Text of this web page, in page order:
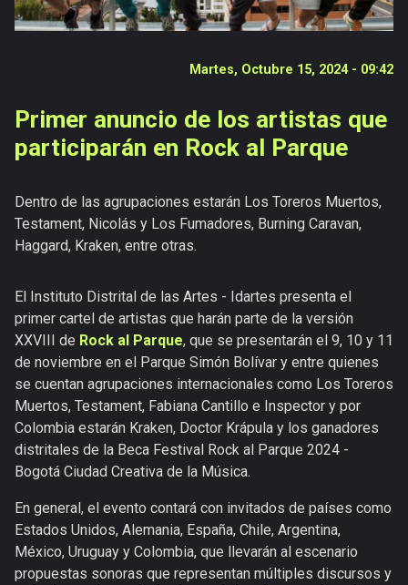
Documentales
Martes, Octubre 15, 2024 - 09:42
Primer anuncio de los artistas que
participarán en Rock al Parque
Dentro de las agrupaciones estarán Los Toreros Muertos,
Testament, Nicolás y Los Fumadores, Burning Caravan,
Haggard, Kraken, entre otras.
El Instituto Distrital de las Artes - Idartes presenta el
primer cartel de artistas que harán parte de la versión
XXVIII de Rock al Parque, que se presentarán el 9, 10 y 11
de noviembre en el Parque Simón Bolívar y entre quienes
se cuentan agrupaciones internacionales como Los Toreros
Muertos, Testament, Fabiana Cantillo e Inspector y por
Colombia estarán Kraken, Doctor Krápula y los ganadores
distritales de la Beca Festival Rock al Parque 2024 -
Bogotá Ciudad Creativa de la Música.
En general, el evento contará con invitados de países como
Estados Unidos, Alemania, España, Chile, Argentina,
México, Uruguay y Colombia, que llevarán al escenario
propuestas sonoras que representan múltiples discursos y